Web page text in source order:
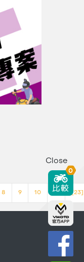
8 9 10 >> [23]
Close
0